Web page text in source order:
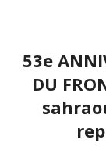
53e
DU